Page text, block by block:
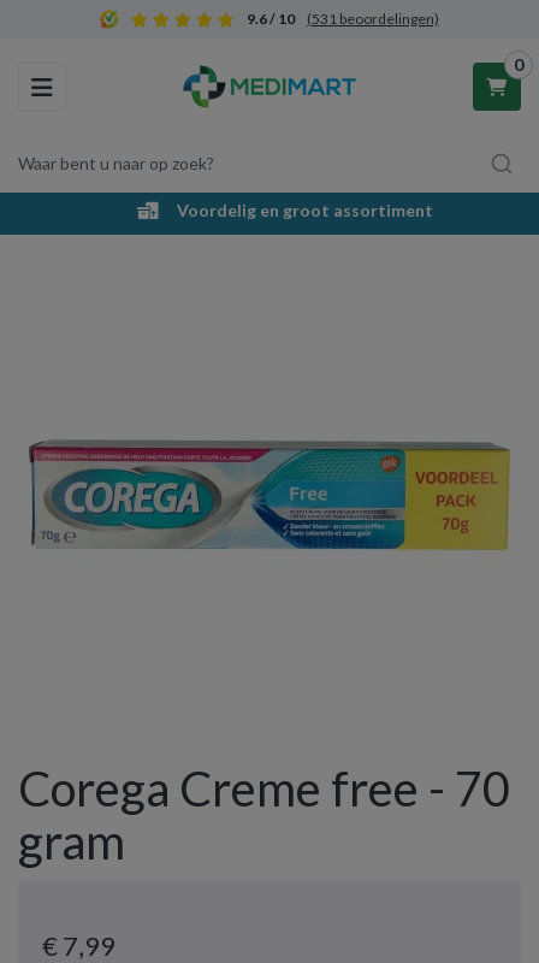
9.6 / 10 (531 beoordelingen)
Toggle navigation
Waar bent u naar op zoek?
0
Winkelwagen
Voordelig en groot assortiment
Corega Creme free - 70
gram
€ 7,99